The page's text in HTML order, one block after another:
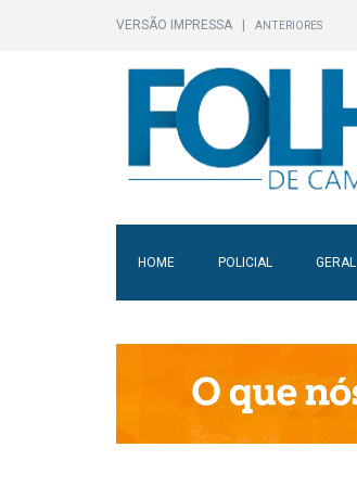
VERSÃO IMPRESSA ANTERIORES
HOME POLICIAL GERAL